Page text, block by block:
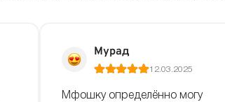
Мурад
12.03.2025
Мфошку определённо могу